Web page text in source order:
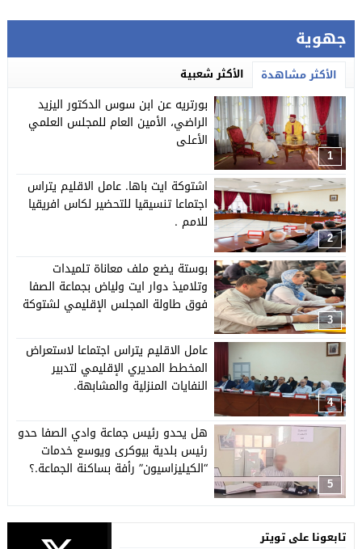
جهوية
الأكثر مشاهدة الأكثر شعبية
1
بورتريه عن ابن سوس الدكتور اليزيد
الراضي، الأمين العام للمجلس العلمي
الأعلى
2
اشتوكة ايت باها. عامل الاقليم يتراس
اجتماعا تنسيقيا للتحضير لكاس افريقيا
للامم .
3
بوستة يضع ملف معاناة تلميدات
وتلاميذ دوار ايت ولياض بجماعة الصفا
فوق طاولة المجلس الإقليمي لشتوكة
الازمة
4
عامل الاقليم يتراس اجتماعا لاستعراض
المخطط المديري الإقليمي لتدبير
النفايات المنزلية والمشابهة.
5
هل يحدو رئيس جماعة وادي الصفا حدو
رئيس بلدية بيوكرى ويوسع خدمات
“الكيليزاسيون” رأفة بساكنة الجماعة.؟
تابعونا على تويتر